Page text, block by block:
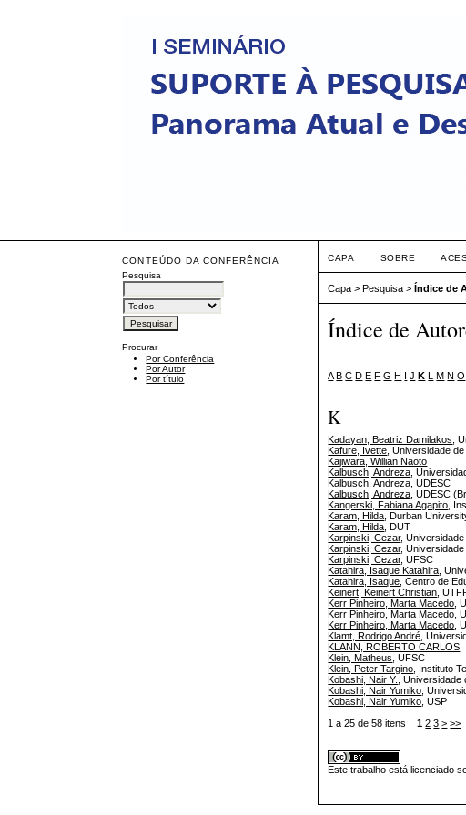
CONTEÚDO DA CONFERÊNCIA
Pesquisa
Procurar
Por Conferência
Por Autor
Por título
CAPA SOBRE
Capa >Pesquisa >Índice de
Índice de
A B C D E F G H I J K L M N O
K
Kadayan, Beatriz Damilakos ,
Kafure, Ivette , Universidade
Kajiwara, Willian Naoto
Kalbusch, Andreza ,
Kalbusch, Andreza , UDESC
Kalbusch, Andreza , UDESC
Kangerski, Fabiana Agapito ,
Karam, Hilda , Durban
Karam, Hilda , DUT
Karpinski, Cezar,
Karpinski, Cezar,
Karpinski, Cezar, UFSC
Katahira, Isaque Katahira ,
Katahira, Isaque , Centro de
Keinert, Keinert Christian ,
Kerr Pinheiro, Marta Macedo ,
Kerr Pinheiro, Marta Macedo ,
Kerr Pinheiro, Marta Macedo ,
Klamt, Rodrigo André ,
KLANN, ROBERTO CARLOS
Klein, Matheus , UFSC
Klein, Peter Targino , Instituto
Kobashi, Nair Y.
,
Kobashi, Nair Yumiko ,
Kobashi, Nair Yumiko , USP
1 a 25 de 58 itens1 2 3 > >>
Este trabalho está licenciado